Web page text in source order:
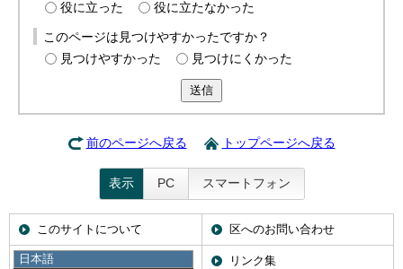
日本語
役に立った
役に立たなかった
このページは見つけやすかったですか？
見つけやすかった
見つけにくかった
送信
前のページへ戻る トップページへ戻る
表示 PC スマートフォン
このサイトについて 区へのお問い合わせ
携帯サイト リンク集